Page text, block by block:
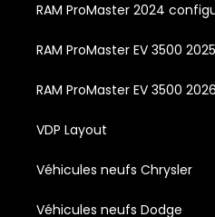
RAM ProMaster 2024
RAM ProMaster EV 3500
RAM ProMaster EV 3500
VDP Layout
Véhicules neufs Chrysler
Véhicules neufs Dodge